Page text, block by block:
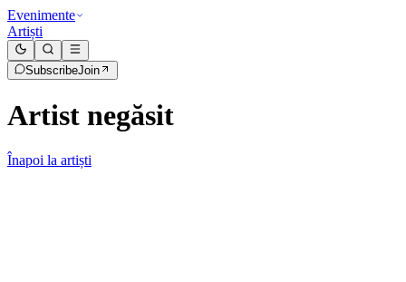
Evenimente
Artiști
SubscribeJoin
Artist negăsit
Înapoi la artiști